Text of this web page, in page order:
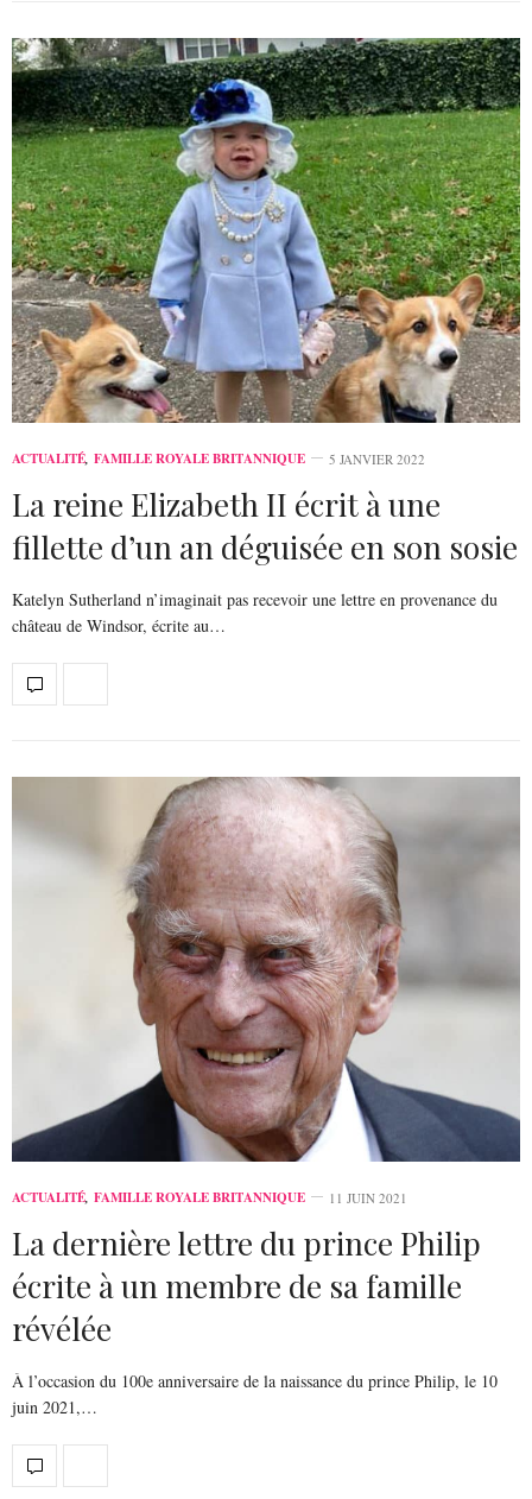
ACTUALITÉ, FAMILLE ROYALE BRITANNIQUE 5 JANVIER 2022
La reine Elizabeth II écrit à une
fillette d’un an déguisée en son sosie
Katelyn Sutherland n’imaginait pas recevoir une lettre en provenance du
château de Windsor, écrite au…
ACTUALITÉ, FAMILLE ROYALE BRITANNIQUE 11 JUIN 2021
La dernière lettre du prince Philip
écrite à un membre de sa famille
révélée
À l’occasion du 100e anniversaire de la naissance du prince Philip, le 10
juin 2021,…